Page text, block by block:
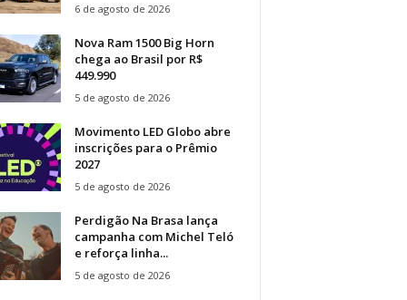
6 de agosto de 2026
Nova Ram 1500 Big Horn
chega ao Brasil por R$
449.990
5 de agosto de 2026
Movimento LED Globo abre
inscrições para o Prêmio
2027
5 de agosto de 2026
Perdigão Na Brasa lança
campanha com Michel Teló
e reforça linha...
5 de agosto de 2026